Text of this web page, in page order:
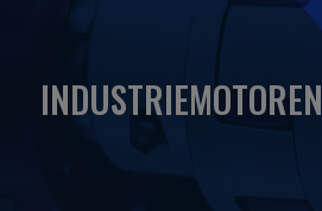
INDUSTRIEMOTOREN